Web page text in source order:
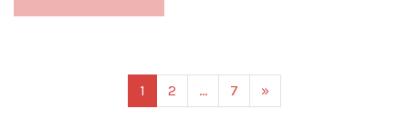
1 2 … 7 »